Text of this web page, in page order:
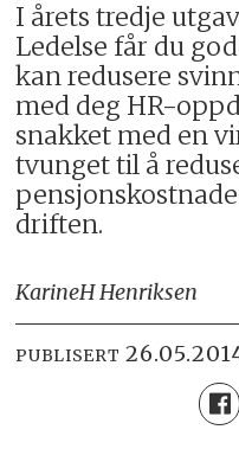
I årets tredje
Ledelse får du
kan redusere
med deg HR-
snakket med en
tvunget til å
driften.
KarineH Henriksen
PUBLISERT